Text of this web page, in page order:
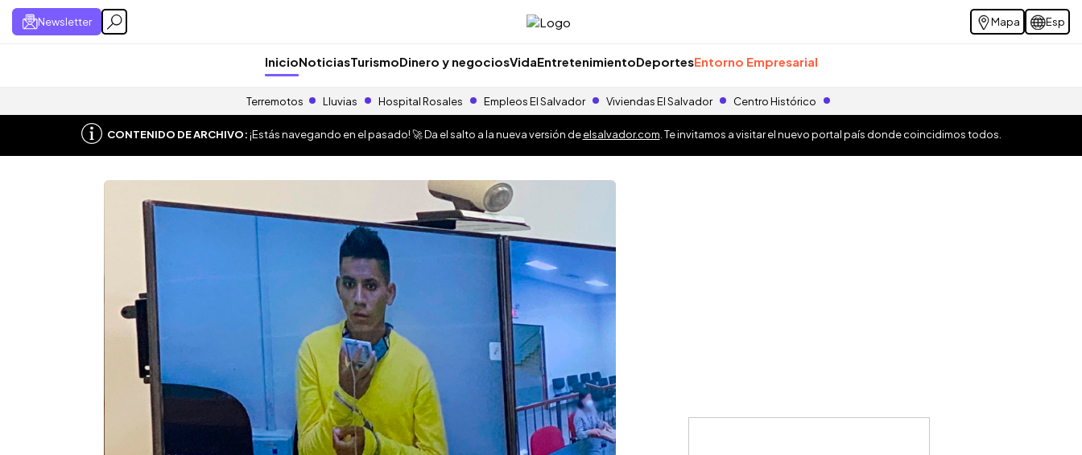
Newsletter Mapa Esp
InicioNoticiasTurismoDinero y negociosVidaEntretenimientoDeportesEntorno Empresarial
Terremotos Lluvias Hospital Rosales Empleos El Salvador Viviendas El Salvador Centro Histórico
CONTENIDO DE ARCHIVO:¡Estás navegando en el pasado! 🚀 Da el salto a la nueva versión deelsalvador.com . Te invitamos a visitar el nuevo portal país donde coincidimos todos.